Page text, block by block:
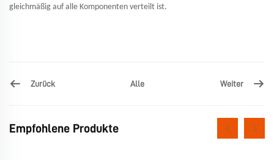
gleichmäßig auf alle Komponenten verteilt ist.
Zurück Alle Weiter
Empfohlene Produkte